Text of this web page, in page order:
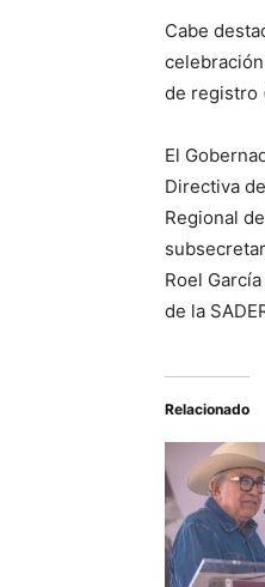
Cabe
de registro
El
Directiva
Regional
Roel
de la
Relacionado